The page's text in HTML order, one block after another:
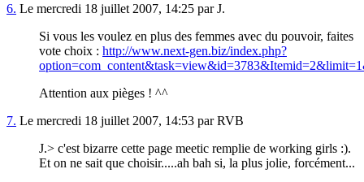
6. Le mercredi 18 juillet 2007, 14:25 par J.
Si vous les voulez en plus des femmes avec du pouvoir, faites
vote choix : http://www.next-gen.biz/index.php?
Attention aux pièges ! ^^
7. Le mercredi 18 juillet 2007, 14:53 par RVB
J.> c'est bizarre cette page meetic remplie de working girls :).
Et on ne sait que choisir.....ah bah si, la plus jolie, forcément...